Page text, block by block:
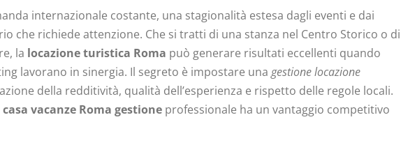
internazionale costante, una stagionalità estesa dagli eventi e dai
che richiede attenzione. Che si tratti di una stanza nel Centro Storico o di
la locazione turistica Roma può generare risultati eccellenti quando
lavorano in sinergia. Il segreto è impostare una gestione locazione
della redditività, qualità dell’esperienza e rispetto delle regole locali.
casa vacanze Roma gestione professionale ha un vantaggio competitivo